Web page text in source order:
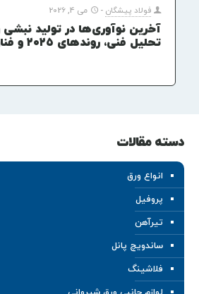
فولاد پیشگان - می 4, 2026
آخرین نوآوری‌ها در تولید نبشی
تحلیل فنی، روندهای ۲۰۲۵ و فناوری‌ها
دسته مقالات
انواع ورق
پروفیل
تیرآهن
ساندویچ پانل
فلاشینگ